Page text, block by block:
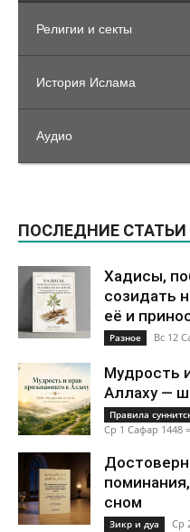
Религии и секты
История Ислама
Аудио
ПОСЛЕДНИЕ СТАТЬИ
Хадисы,
созидать
её и
Разное Вс 12
Мудрость
Аллаху —
Правила
Ср 1 Сафар 1448
сном
Зикр и дуа Ср